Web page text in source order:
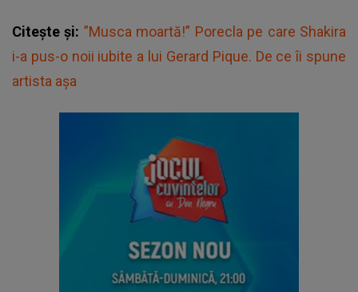
Citește și: ”Musca moartă!” Porecla pe care Shakira
i-a pus-o noii iubite a lui Gerard Pique. De ce îi spune
artista așa